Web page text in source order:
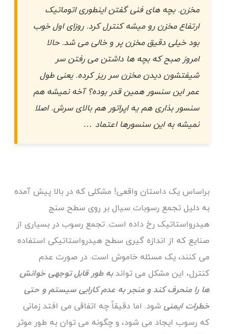
مخزن. بچه های فنی گفتن اینطوری اتوماتیک
ارتفاع مخزن رو میشه کنترل کرد. روزای اول خوب
بود خیلی دقیق مخزن پر و خالی می شد. حالا
امروز صبح که بچه ها داشتن می رفتن سر
شیفتشون دیدن مخزن سر ریز کرده. یعنی طول
عمر این سنسور همین قدر بوده؟ آخه نمیشه هم
سنسور بذاری هم یه اپراتور هم بالای سرش. اصلا
نمیشه به این سنسورها اعتماد …
براساس یک داستان واقعی! مشکلی که در بالا پیش آمده
به دلیل تجمع رسوبات سیال بر روی سطح سنج
هیدرواستاتیک رخ داده است. تجمع رسوب در بسیاری از
صنایع که از اندازه گیری سطح هیدرواستاتیکی استفاده
می کنند، یک مسئله خاموش است. در صورت عدم
کنترل، این مشکل می تواندبه طور قابل توجهی خوانش
ها را منحرف کند و منجر به عدم کارایی سیستم و حتی
خطرات ایمنیشود. اما دقیقاً چه اتفاقی می افتد زمانی
که رسوب ایجاد می شود، و چگونه می توان به طور موثر